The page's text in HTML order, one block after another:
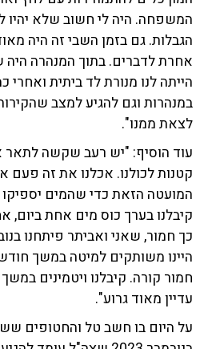
המשפחה. היה לי חשוב שלא יהיו
הגבלות. גם בזמן השבי זה היה
אחרת לדברים. בתוך המנהרה
הייתה לנו מנורת לד ביתית
במנהרות וגם להגיע למצב
לצאת ממנו".
עוד הוסיף: "יש רעב שקשה לתאר
קטנות לכולנו. אכלנו את זה
המועטה הזאת כדי שהמים
קיבלנו בערך כוס מים אחת ביום,
היינו משותקים למיטה במשך
חמור קורה. קיבלנו ויטמינים
עדיין מאוד גרוע".
על היום בו חשב טל והחטופים